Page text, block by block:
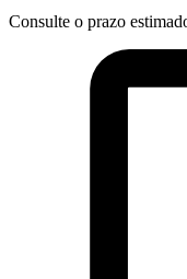
300g
Consulte o prazo